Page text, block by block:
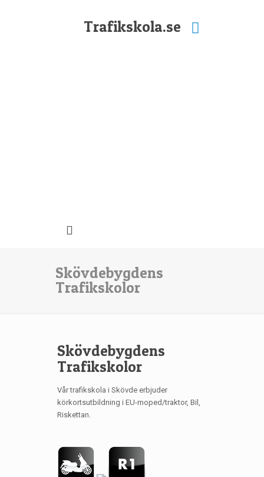
Trafikskola.se
Skövdebygdens
Trafikskolor
Skövdebygdens
Trafikskolor
Vår trafikskola i Skövde erbjuder
körkortsutbildning i EU-moped/traktor, Bil,
Riskettan.